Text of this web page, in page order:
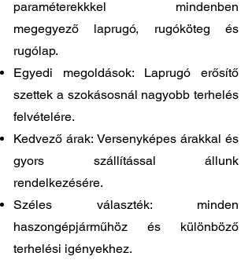
paraméterekkkel mindenben
megegyező laprugó, rugóköteg és
rugólap.
Egyedi megoldások: Laprugó erősítő
szettek a szokásosnál nagyobb terhelés
felvételére.
Kedvező árak: Versenyképes árakkal és
gyors szállítással állunk
rendelkezésére.
Széles választék: minden
haszongépjárműhöz és különböző
terhelési igényekhez.